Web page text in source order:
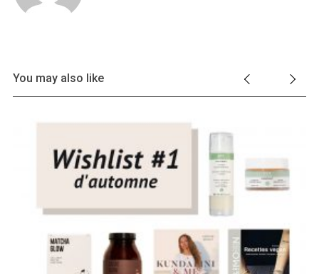
You may also like